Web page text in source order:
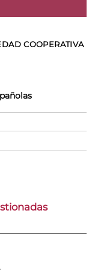
COOPERATIVA